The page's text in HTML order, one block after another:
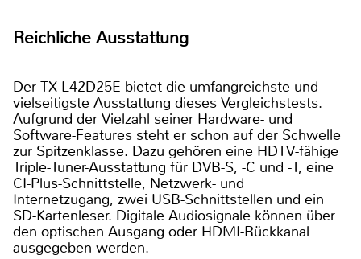
Reichliche Ausstattung
Der TX-L42D25E bietet die umfangreichste und
vielseitigste Ausstattung dieses Vergleichstests.
Aufgrund der Vielzahl seiner Hardware- und
Software-Features steht er schon auf der Schwelle
zur Spitzenklasse. Dazu gehören eine HDTV-fähige
Triple-Tuner-Ausstattung für DVB-S, -C und -T, eine
CI-Plus-Schnittstelle, Netzwerk- und
Internetzugang, zwei USB-Schnittstellen und ein
SD-Kartenleser. Digitale Audiosignale können über
den optischen Ausgang oder HDMI-Rückkanal
ausgegeben werden.